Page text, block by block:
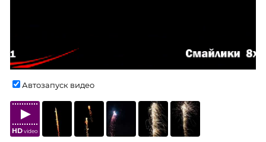
Автозапуск видео
HDvideo